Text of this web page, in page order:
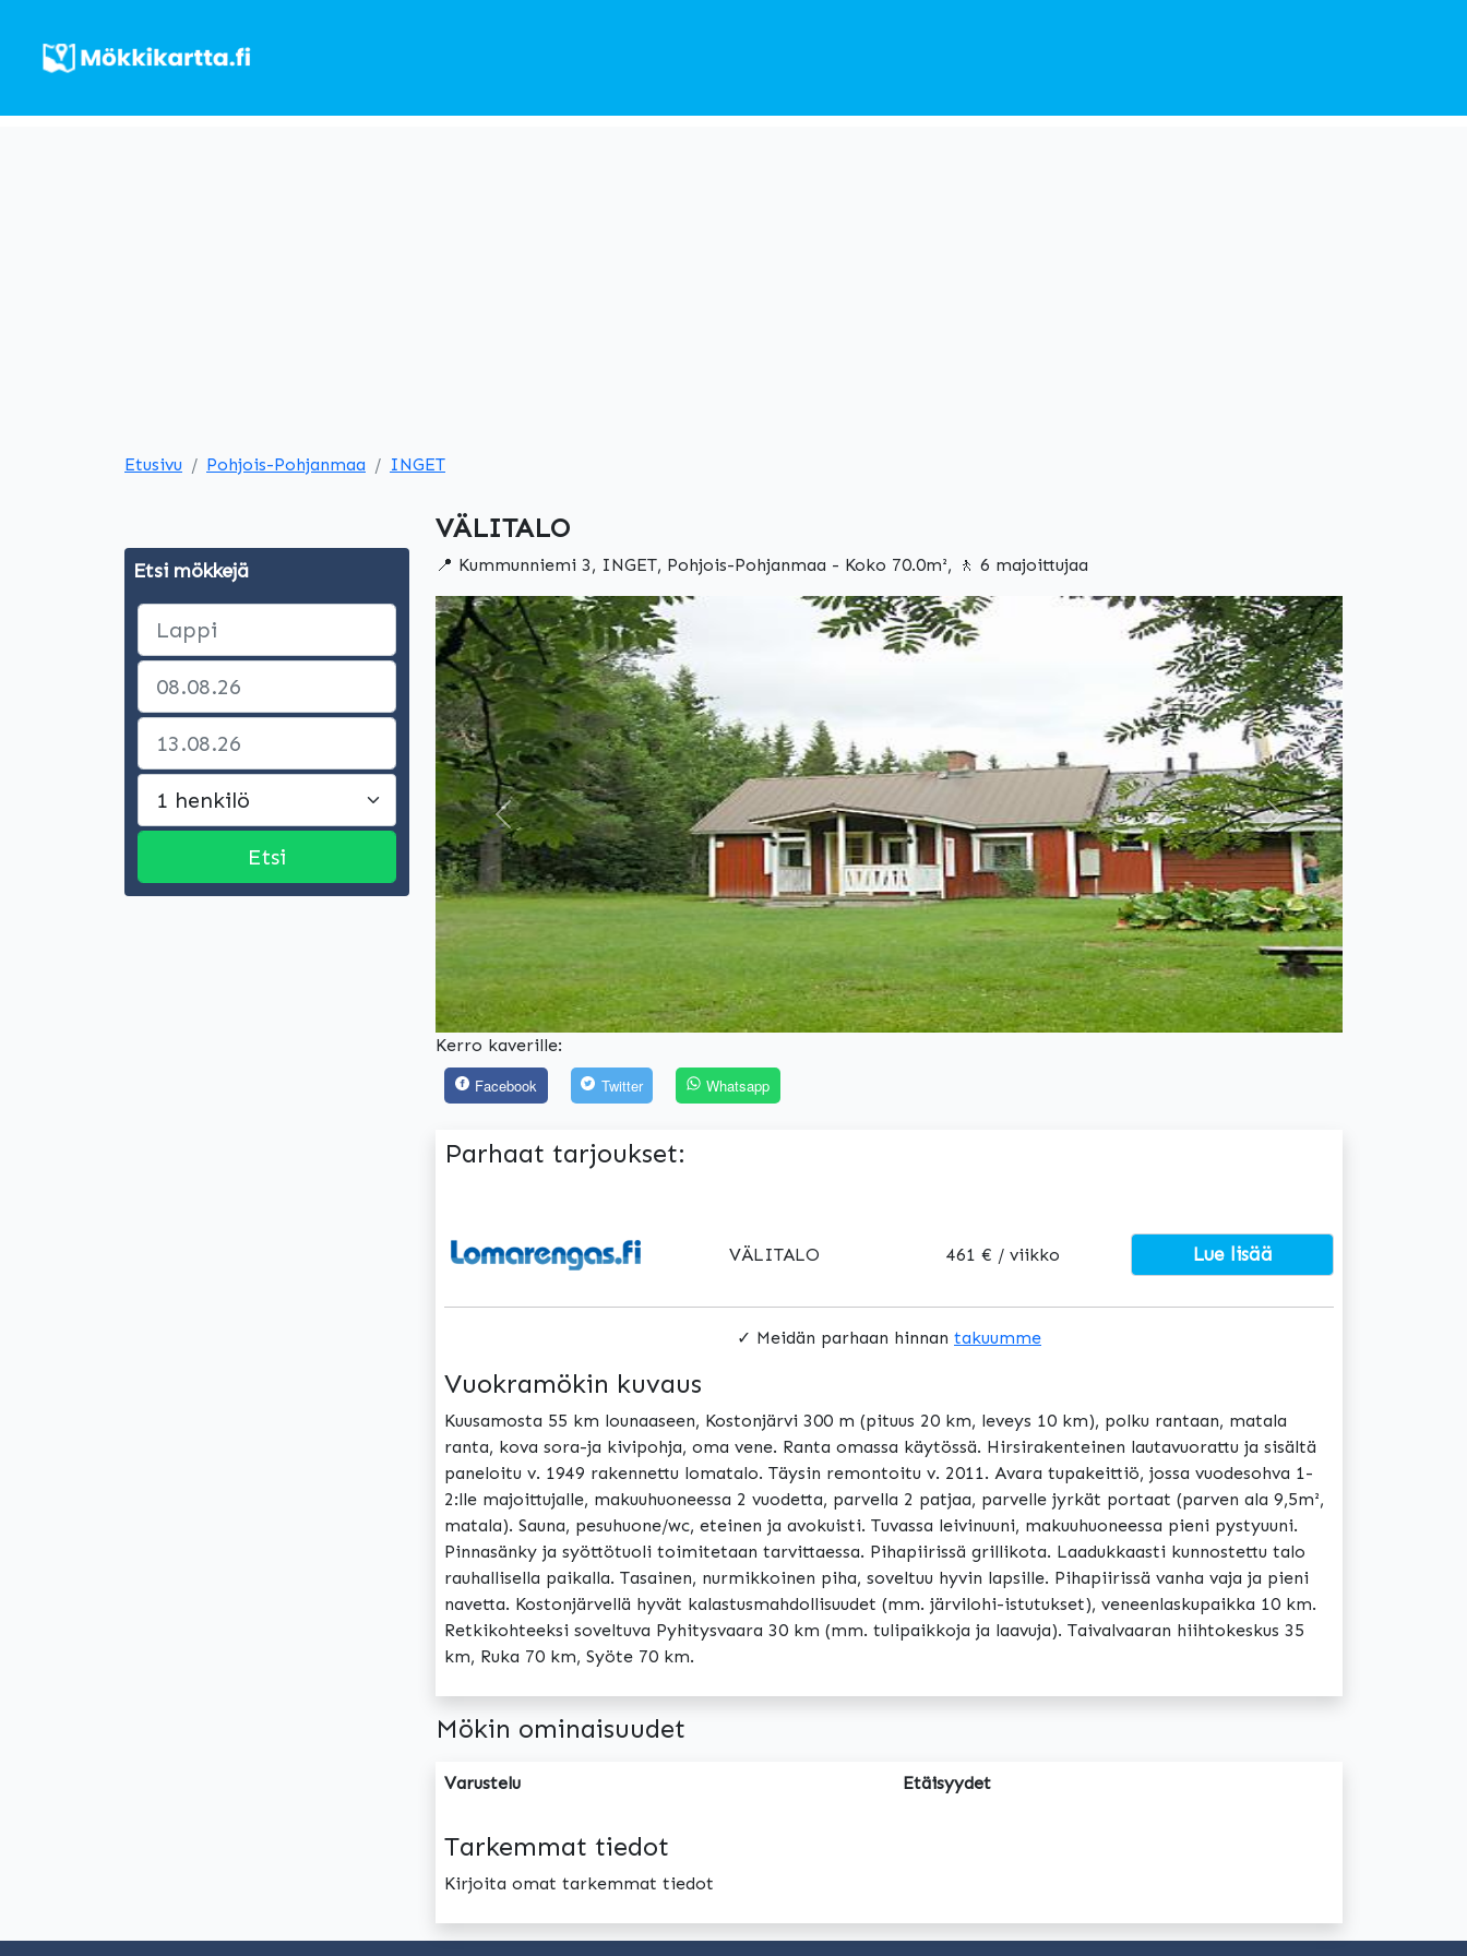
Etusivu Pohjois-Pohjanmaa INGET
Etsi mökkejä
VÄLITALO
📍 Kummunniemi 3, INGET, Pohjois-Pohjanmaa - Koko 70.0m², 🚶 6 majoittujaa
Edellinen Seuraava
Kerro kaverille:
Facebook
Twitter Whatsapp
Parhaat tarjoukset:
VÄLITALO 461 € / viikko Lue lisää
✓ Meidän parhaan hinnan takuumme
Vuokramökin kuvaus
Kuusamosta 55 km lounaaseen, Kostonjärvi 300 m (pituus 20 km, leveys 10 km), polku rantaan, matala
ranta, kova sora-ja kivipohja, oma vene. Ranta omassa käytössä. Hirsirakenteinen lautavuorattu ja sisältä
paneloitu v. 1949 rakennettu lomatalo. Täysin remontoitu v. 2011. Avara tupakeittiö, jossa vuodesohva 1-
2:lle majoittujalle, makuuhuoneessa 2 vuodetta, parvella 2 patjaa, parvelle jyrkät portaat (parven ala 9,5m²,
matala). Sauna, pesuhuone/wc, eteinen ja avokuisti. Tuvassa leivinuuni, makuuhuoneessa pieni pystyuuni.
Pinnasänky ja syöttötuoli toimitetaan tarvittaessa. Pihapiirissä grillikota. Laadukkaasti kunnostettu talo
rauhallisella paikalla. Tasainen, nurmikkoinen piha, soveltuu hyvin lapsille. Pihapiirissä vanha vaja ja pieni
navetta. Kostonjärvellä hyvät kalastusmahdollisuudet (mm. järvilohi-istutukset), veneenlaskupaikka 10 km.
Retkikohteeksi soveltuva Pyhitysvaara 30 km (mm. tulipaikkoja ja laavuja). Taivalvaaran hiihtokeskus 35
km, Ruka 70 km, Syöte 70 km.
Mökin ominaisuudet
Varustelu Etäisyydet
Tarkemmat tiedot
Kirjoita omat tarkemmat tiedot